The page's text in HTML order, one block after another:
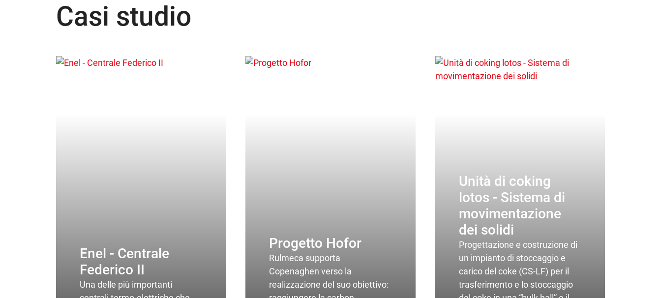
Casi studio
Enel - Centrale
Federico II
Una delle più importanti
Progetto Hofor
Rulmeca supporta
Copenaghen verso la
realizzazione del suo obiettivo:
Unità di coking
lotos - Sistema di
movimentazione
dei solidi
Progettazione e costruzione di
un impianto di stoccaggio e
carico del coke (CS-LF) per il
trasferimento e lo stoccaggio